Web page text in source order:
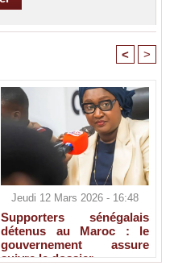
< >
Jeudi 12 Mars 2026 - 16:48
Supporters sénégalais
détenus au Maroc : le
gouvernement assure
suivre le dossier